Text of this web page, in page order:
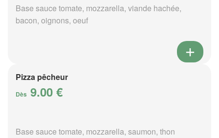
Base sauce tomate, mozzarella, viande hachée,
bacon, oignons, oeuf
Pizza pêcheur
Dès 9.00 €
Base sauce tomate, mozzarella, saumon, thon